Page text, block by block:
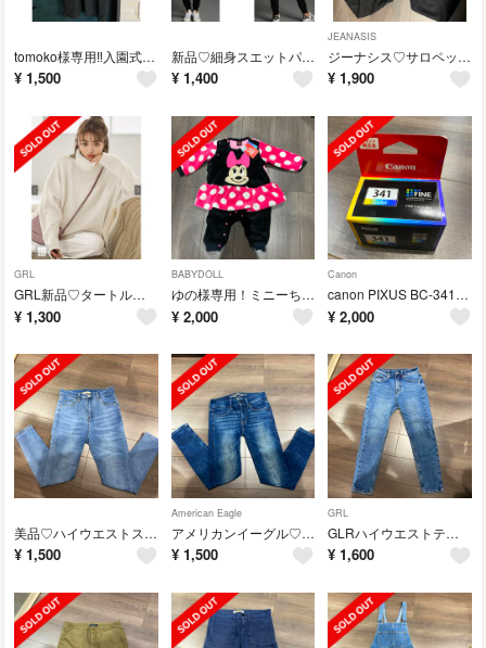
tomoko様専用‼︎入園式・卒園式2wayパーティドレス♡美品
¥ 1,500
新品♡細身スエットパンツ♡
¥ 1,400
JEANASIS
ジーナシス♡サロペット♡オーバーオール♡黒
¥ 1,900
GRL
GRL新品♡タートルネックスリットニット
¥ 1,300
BABYDOLL
ゆの様専用！ミニーちゃんロンパース&パーソンズパーカー
¥ 2,000
Canon
canon PIXUS BC-341カラー新品未開封
¥ 2,000
美品♡ハイウエストスキニーデニム
¥ 1,500
American Eagle
アメリカンイーグル♡スキニーデニム
¥ 1,500
GRL
GLRハイウエストテーパードデニム♡XS
¥ 1,600